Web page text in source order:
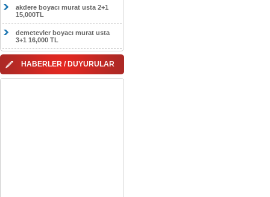
akdere boyacı murat usta 2+1
15,000TL
demetevler boyacı murat usta
3+1 16,000 TL
HABERLER / DUYURULAR